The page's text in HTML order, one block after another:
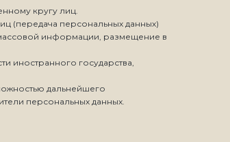
кругу лиц.
(передача персональных данных)
информации, размещение в
иностранного государства,
дальнейшего
персональных данных.